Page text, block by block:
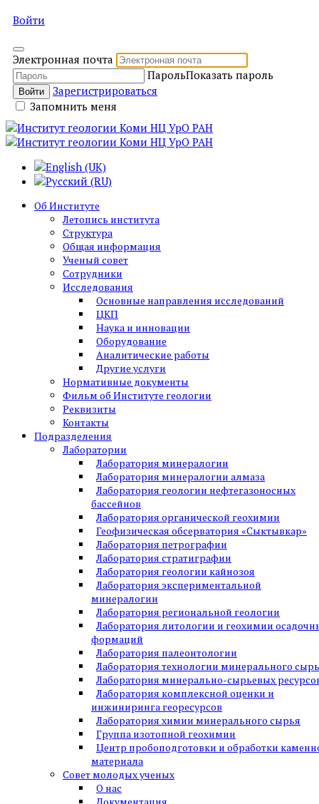
Войти
Электронная почта
ПарольПоказать пароль
Войти
Зарегистрироваться
Запомнить меня
Об Институте
Летопись института
Структура
Общая информация
Ученый совет
Сотрудники
Исследования
Основные направления исследований
ЦКП
Наука и инновации
Оборудование
Аналитические работы
Другие услуги
Нормативные документы
Фильм об Институте геологии
Реквизиты
Контакты
Подразделения
Лаборатории
Лаборатория минералогии
Лаборатория минералогии алмаза
Лаборатория геологии нефтегазоносных
бассейнов
Лаборатория органической геохимии
Геофизическая обсерватория «Сыктывкар»
Лаборатория петрографии
Лаборатория стратиграфии
Лаборатория геологии кайнозоя
Лаборатория экспериментальной
минералогии
Лаборатория региональной геологии
Лаборатория литологии и геохимии
формаций
Лаборатория палеонтологии
Лаборатория технологии минерального
Лаборатория минерально-сырьевых
Лаборатория комплексной оценки и
инжиниринга георесурсов
Лаборатория химии минерального сырья
Группа изотопной геохимии
Центр пробоподготовки и обработки
материала
Совет молодых ученых
О нас